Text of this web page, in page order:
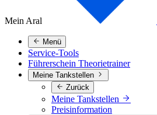
Mein Aral
Menü
Service-Tools
Führerschein Theorietrainer
Meine Tankstellen
Zurück
Meine Tankstellen
Preisinformation